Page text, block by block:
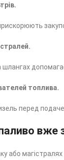
шлангах
топлива.
перед
вже
або